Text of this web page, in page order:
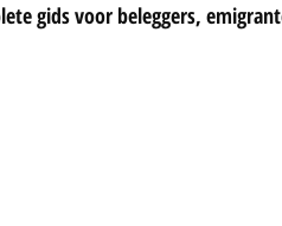
gids voor beleggers,